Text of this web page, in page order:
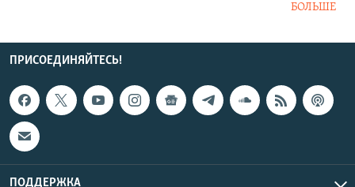
БОЛЬШЕ
ПРИСОЕДИНЯЙТЕСЬ!
ПОДДЕРЖКА